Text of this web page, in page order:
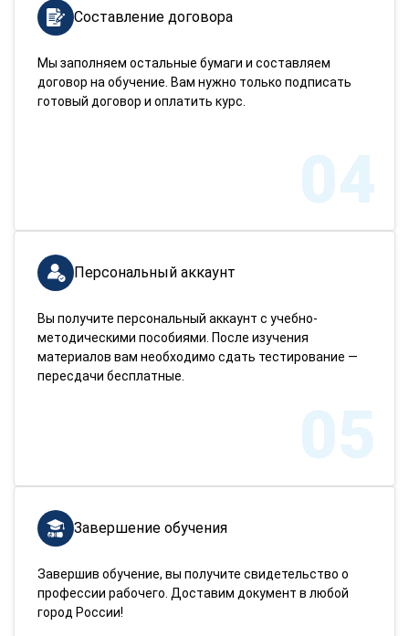
Составление договора
Мы заполняем остальные бумаги и составляем
договор на обучение. Вам нужно только подписать
готовый договор и оплатить курс.
04
Персональный аккаунт
Вы получите персональный аккаунт с учебно-
методическими пособиями. После изучения
материалов вам необходимо сдать тестирование —
пересдачи бесплатные.
05
Завершение обучения
Завершив обучение, вы получите свидетельство о
профессии рабочего. Доставим документ в любой
город России!